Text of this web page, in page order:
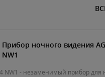
Прибор ночного видения
NW1
NW1 - незаменимый прибор для